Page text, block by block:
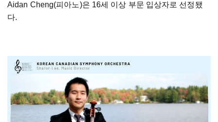
Aidan Cheng(피아노)은 16세 이상 부문 입상자로 선정됐
다.